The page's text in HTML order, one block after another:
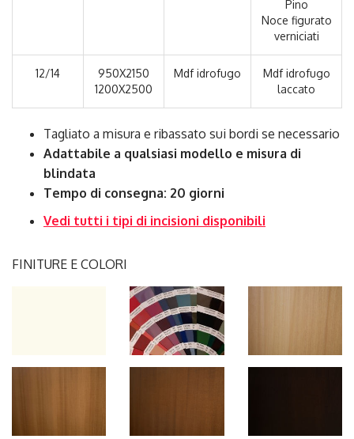
Pino
Noce figurato
verniciati
12/14
950X2150
1200X2500
Mdf idrofugo
Mdf idrofugo
laccato
Tagliato a misura e ribassato sui bordi se necessario
Adattabile a qualsiasi modello e misura di
blindata
Tempo di consegna: 20 giorni
Vedi tutti i tipi di incisioni disponibili
FINITURE E COLORI